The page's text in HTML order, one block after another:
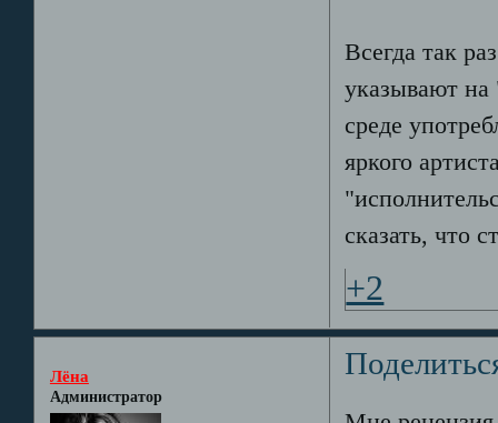
Всегда так
указывают
среде
яркого
сказать, что
+2
Лёна
Администратор